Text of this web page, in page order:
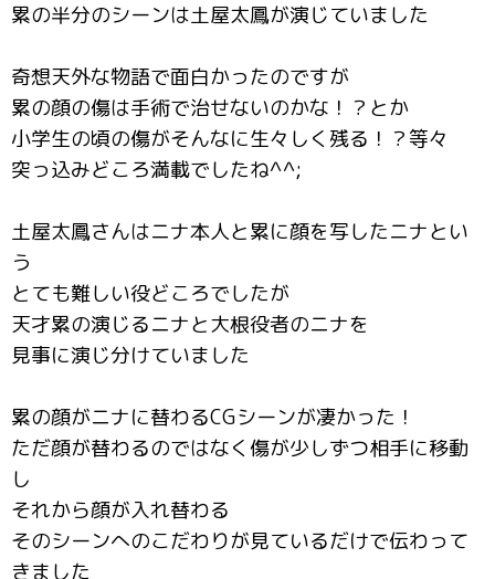
累の半分のシーンは土屋太鳳が演じていました
奇想天外な物語で面白かったのですが
累の顔の傷は手術で治せないのかな！？とか
小学生の頃の傷がそんなに生々しく残る！？等々
突っ込みどころ満載でしたね^^;
土屋太鳳さんはニナ本人と累に顔を写したニナとい
う
とても難しい役どころでしたが
天才累の演じるニナと大根役者のニナを
見事に演じ分けていました
累の顔がニナに替わるCGシーンが凄かった！
ただ顔が替わるのではなく傷が少しずつ相手に移動
し
それから顔が入れ替わる
そのシーンへのこだわりが見ているだけで伝わって
きました